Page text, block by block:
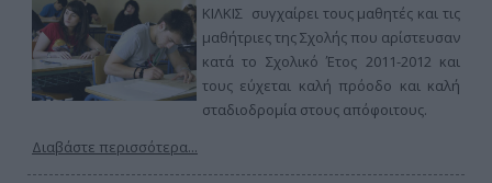
ΚΙΛΚΙΣ συγχαίρει τους μαθητές και τις
μαθήτριες της Σχολής που αρίστευσαν
κατά το Σχολικό Έτος 2011-2012 και
τους εύχεται καλή πρόοδο και καλή
σταδιοδρομία στους απόφοιτους.
Διαβάστε περισσότερα...